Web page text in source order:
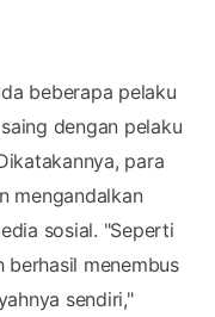
beberapa pelaku
dengan pelaku
para
mengandalkan
sosial. "Seperti
berhasil menembus
sendiri,"